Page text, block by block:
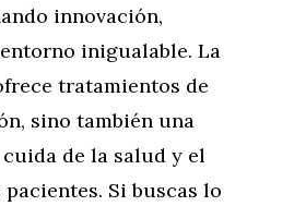
innovación,
inigualable. La
tratamientos de
sino también una
de la salud y el
Si buscas lo